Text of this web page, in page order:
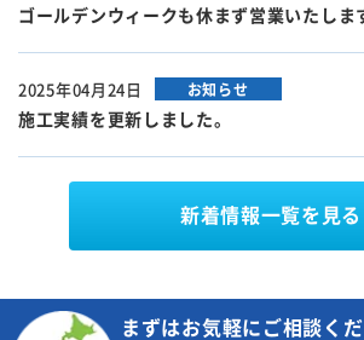
ゴールデンウィークも休まず営業いたしま
2025年04月24日 お知らせ
施工実績を更新しました。
新着情報一覧を見る
まずはお気軽にご相談く